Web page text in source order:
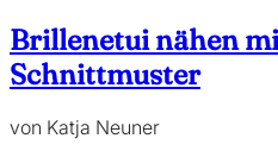
Brillenetui nähen
Schnittmuster
von Katja Neuner